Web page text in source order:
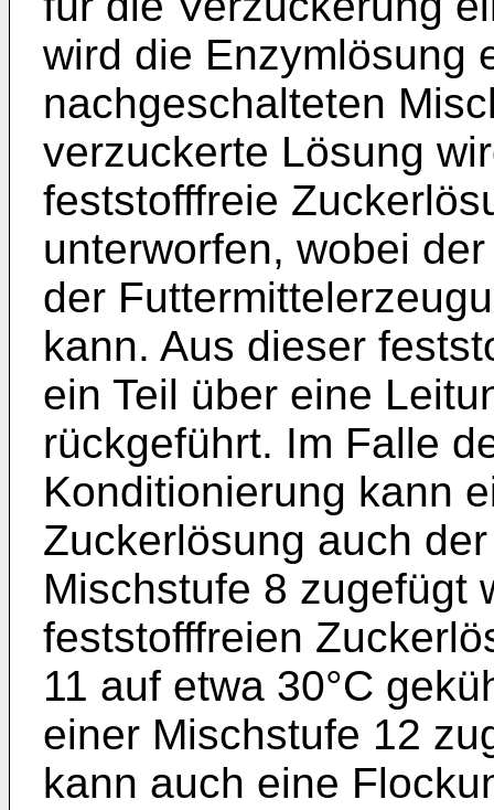
wird die Enzymlösung
nachgeschalteten
verzuckerte Lösung
feststofffreie
unterworfen, wobei
der
kann. Aus dieser
ein Teil über eine
rückgeführt. Im Falle
Konditionierung kann
Zuckerlösung auch
Mischstufe 8 zugefügt
feststofffreien
11 auf etwa 30°C
einer Mischstufe 12
kann auch eine